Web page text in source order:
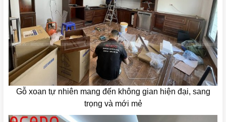
Gỗ xoan tự nhiên mang đến không gian hiện đại, sang
trọng và mới mẻ